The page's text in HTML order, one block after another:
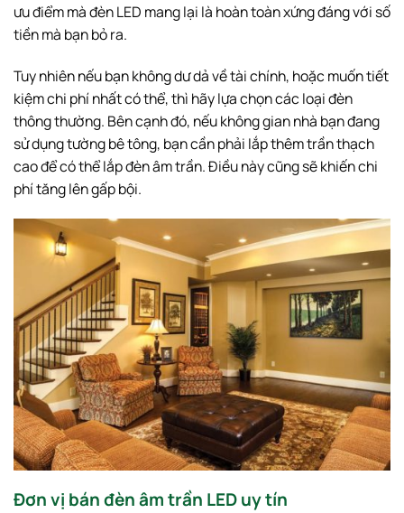
ưu điểm mà đèn LED mang lại là hoàn toàn xứng đáng với số
tiền mà bạn bỏ ra.
Tuy nhiên nếu bạn không dư dả về tài chính, hoặc muốn tiết
kiệm chi phí nhất có thể, thì hãy lựa chọn các loại đèn
thông thường. Bên cạnh đó, nếu không gian nhà bạn đang
sử dụng tường bê tông, bạn cần phải lắp thêm trần thạch
cao để có thể lắp đèn âm trần. Điều này cũng sẽ khiến chi
phí tăng lên gấp bội.
Đơn vị bán đèn âm trần LED uy tín